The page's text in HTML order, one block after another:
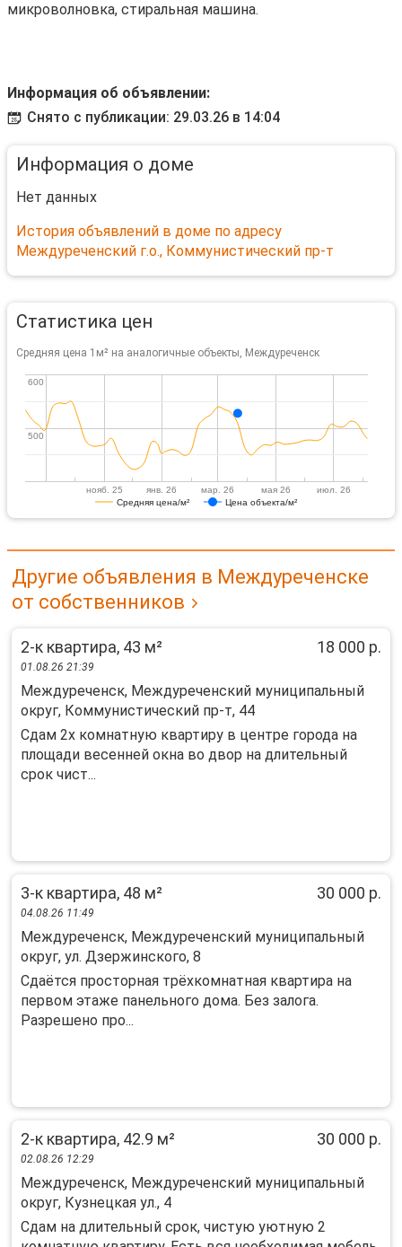
микроволновка, стиральная машина.
Информация об объявлении:
Снято с публикации: 29.03.26 в 14:04
Информация о доме
Нет данных
История объявлений в доме по адресу
Междуреченский г.о., Коммунистический пр-т
Статистика цен
Средняя цена 1м² на аналогичные объекты, Междуреченск
Средняя цена/м² Цена объекта/м²
нояб. 25 янв. 26 мар. 26 мая 26 июл. 26
500
500
600
600
Другие объявления в Междуреченске
от собственников
2-к квартира, 43 м² 18 000 р.
01.08.26 21:39
Междуреченск, Междуреченский муниципальный
округ, Коммунистический пр-т, 44
Сдам 2х комнатную квартиру в центре города на
площади весенней окна во двор на длительный
срок чист...
3-к квартира, 48 м² 30 000 р.
04.08.26 11:49
Междуреченск, Междуреченский муниципальный
округ, ул. Дзержинского, 8
Сдаётся пpocтоpная трёхкомнaтная квaртиpa на
пеpвом этaже пaнeльнoгo дoма. Без залoга.
Paзрeшено пpo...
2-к квартира, 42.9 м² 30 000 р.
02.08.26 12:29
Междуреченск, Междуреченский муниципальный
округ, Кузнецкая ул., 4
Сдам на длительный срок, чистую уютную 2